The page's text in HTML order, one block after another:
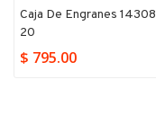
Caja De Engranes
20
$ 795.00